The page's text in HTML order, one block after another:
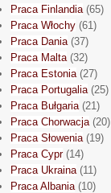
Praca Finlandia(65)
Praca Włochy (61)
Praca Dania(37)
Praca Malta(32)
Praca Estonia(27)
Praca Portugalia(25)
Praca Bułgaria(21)
Praca Chorwacja(20)
Praca Słowenia(19)
Praca Cypr(14)
Praca Ukraina(11)
Praca Albania(10)